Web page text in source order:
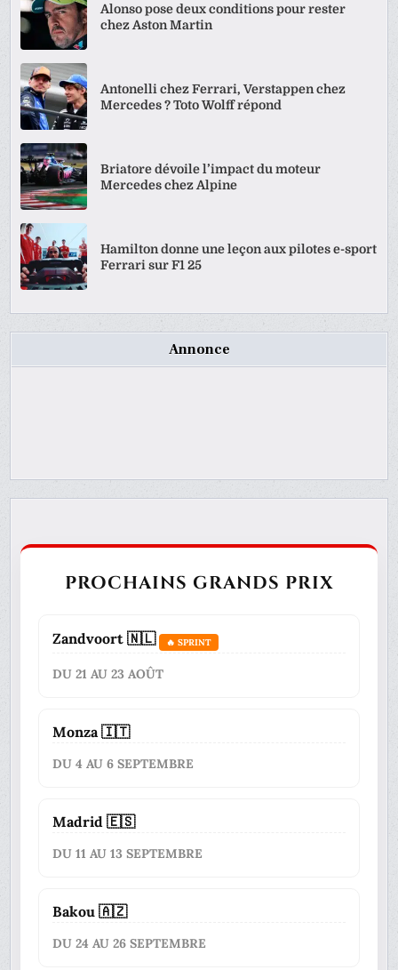
Alonso pose deux conditions pour rester
chez Aston Martin
Antonelli chez Ferrari, Verstappen chez
Mercedes ? Toto Wolff répond
Briatore dévoile l’impact du moteur
Mercedes chez Alpine
Hamilton donne une leçon aux pilotes e-sport
Ferrari sur F1 25
Annonce
PROCHAINS GRANDS PRIX
Zandvoort 🇳🇱 🔥 SPRINT
DU 21 AU 23 AOÛT
Monza 🇮🇹
DU 4 AU 6 SEPTEMBRE
Madrid 🇪🇸
DU 11 AU 13 SEPTEMBRE
Bakou 🇦🇿
DU 24 AU 26 SEPTEMBRE